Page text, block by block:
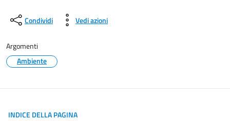
Condividi Vedi azioni
Argomenti
Ambiente
INDICE DELLA PAGINA